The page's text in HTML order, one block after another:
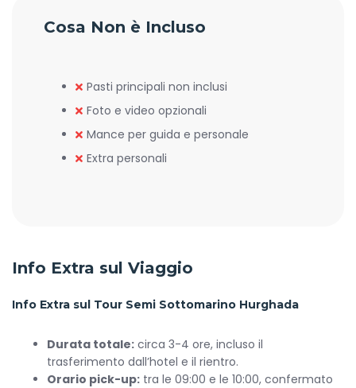
Cosa Non è Incluso
Pasti principali non inclusi
Foto e video opzionali
Mance per guida e personale
Extra personali
Info Extra sul Viaggio
Info Extra sul Tour Semi Sottomarino Hurghada
Durata totale: circa 3-4 ore, incluso il
trasferimento dall’hotel e il rientro.
Orario pick-up: tra le 09:00 e le 10:00, confermato